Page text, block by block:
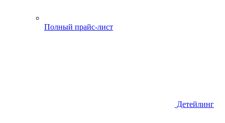
Полный прайс-лист
Детейлинг